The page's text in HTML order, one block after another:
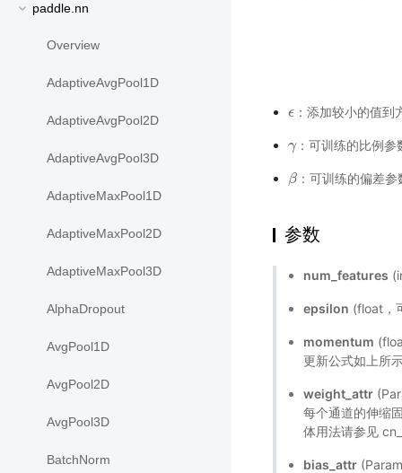
paddle.nn
Overview
AdaptiveAvgPool1D
AdaptiveAvgPool2D
AdaptiveAvgPool3D
AdaptiveMaxPool1D
AdaptiveMaxPool2D
AdaptiveMaxPool3D
AlphaDropout
AvgPool1D
AvgPool2D
AvgPool3D
BatchNorm
ϵ
ϵ：添加较小的值到
γ
γ：可训练的比例参
β
β ：可训练的偏差参
参数
num_features
epsilon (float，
momentum
更新公式如上所
weight_attr
每个通道的伸缩
体用法请参见
bias_attr